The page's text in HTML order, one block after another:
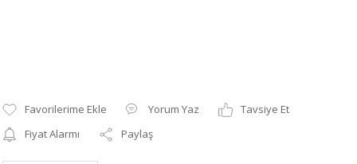
Yorum Yaz
Tavsiye Et
Fiyat Alarmı
Paylaş